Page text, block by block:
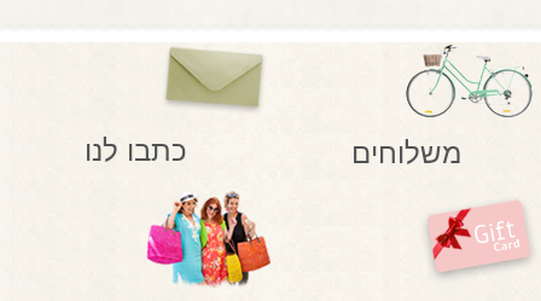
משלוחים כתבו לנו